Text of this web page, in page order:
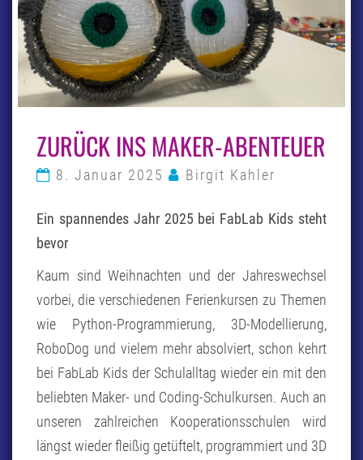
INS
MAKER-
ABENTEUER
ZURÜCK INS MAKER-ABENTEUER
8. Januar 2025 Birgit Kahler
Ein spannendes Jahr 2025 bei FabLab Kids steht
bevor
Kaum sind Weihnachten und der Jahreswechsel
vorbei, die verschiedenen Ferienkursen zu Themen
wie Python-Programmierung, 3D-Modellierung,
RoboDog und vielem mehr absolviert, schon kehrt
bei FabLab Kids der Schulalltag wieder ein mit den
beliebten Maker- und Coding-Schulkursen. Auch an
unseren zahlreichen Kooperationsschulen wird
längst wieder fleißig getüftelt, programmiert und 3D